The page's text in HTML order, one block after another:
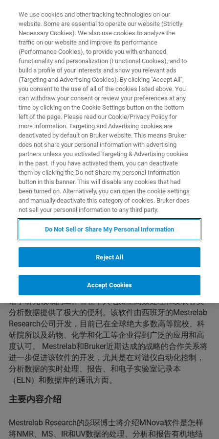
NUCLEAR MAGNETIC RESONANCE (NMR) WEBINAR
Mnova：高效处理、分析NMR、
MS和IR/UV的统一平台
MNova平台如何将NMR、MS、IR和UV数据的
处理、分析和报告有机地结合。
MestRoNova (Mnova)是一款可以对来自各种谱仪的
NMR,LC/GC-MS, IR/UV等数据进行高效处理、分析、预
测、验证、发表、以及储存、检索和管理的软件系统。它
为广大的有机合成、天然产物、药物研发、以及代谢组学
谱学研究领域的工作者在个人电脑上高效处理和发表各类
分析数据提供了极大的便利。该软件由西班牙的Mestrelab
Research公司开发，目前已在全球绝大多数高等院校、科
研院所以及药物、化学和化工等企业得到广泛的应用和高
度认可。 Mestrelab和Bruker近期达成的战略的合作关系将
进一步促进该软件的开发，尤其是在对谱仪自动化控制，
分析数据的实时处理、报告、和电子实验室记录本
（ELN）和数据库的通讯方面。
主要内容介绍
Mestrelab Research的彭琛博士将介绍MNova软件是怎样
将NMR、MS、IR和UV数据的处理、分析和报告有机地结
We use cookies and other tracking technologies on our
website. Some are essential to operate our website (Strictly
Necessary Cookies). We also use cookies to analyze the
traffic on our website and improve its performance
(Performance Cookies), to provide you with enhanced
functionality and personalization (Functional Cookies), and to
build a profile of your interests and show you relevant ads
(Targeting and Advertising Cookies). By clicking "Accept All",
you consent to the use of all of the cookies listed above. You
can withdraw your consent or review your preferences at any
time by clicking on the Cookie Settings button on the bottom
left of the page. Please read our Cookie/Privacy Policy for
more information. Targeting and Advertising cookies are
deactivated by default on Bruker website. This means Bruker
does not share your personal information with advertising
partners unless you activated Targeting & Advertising cookies
in the past. If you have activated them, you can deactivate
them by clicking the Do not Share my personal Information
button in this banner. This will disable any cookies that had
been turned on. Alternatively, you can open the cookie settings
and manually deactivate this category of cookies. Bruker does
not sell your personal information to any third party.
Do Not Sell or Share My Personal Information
Reject All
Accept Cookies